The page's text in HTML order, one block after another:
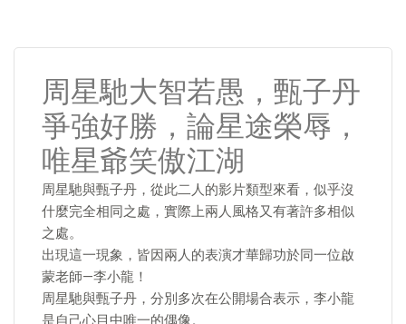
周星馳大智若愚，甄子丹
爭強好勝，論星途榮辱，
唯星爺笑傲江湖
周星馳與甄子丹，從此二人的影片類型來看，似乎沒
什麼完全相同之處，實際上兩人風格又有著許多相似
之處。
出現這一現象，皆因兩人的表演才華歸功於同一位啟
蒙老師—李小龍！
周星馳與甄子丹，分別多次在公開場合表示，李小龍
是自己心目中唯一的偶像。